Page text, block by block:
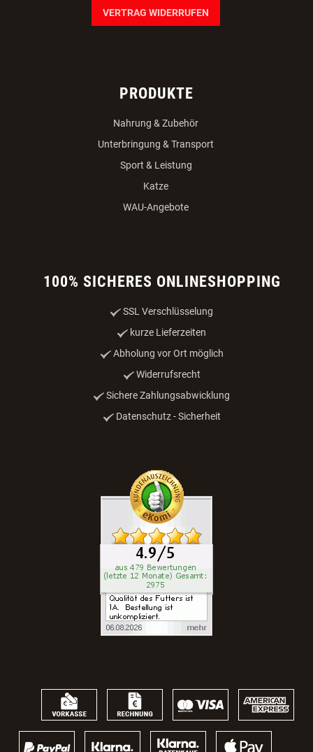
VERTRAG WIDERRUFEN
PRODUKTE
Nahrung & Zubehör
Unterbringung & Transport
Sport & Leistung
Katze
WAU-Angebote
100% SICHERES ONLINESHOPPING
SSL Verschlüsselung
kurze Lieferzeiten
Abholung vor Ort möglich
Widerrufsrecht
Sichere Zahlungsabwicklung
Datenschutz - Sicherheit